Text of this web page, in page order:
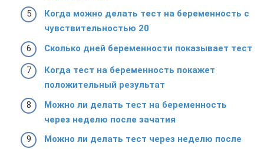
Когда можно делать тест на беременность с
чувствительностью 20
Сколько дней беременности показывает тест
Когда тест на беременность покажет
положительный результат
Можно ли делать тест на беременность
через неделю после зачатия
Можно ли делать тест через неделю после